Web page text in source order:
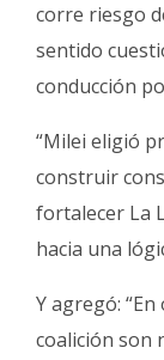
corre riesgo
sentido
conducción
“Milei eligió
construir
fortalecer La
hacia una
Y agregó:
coalición son